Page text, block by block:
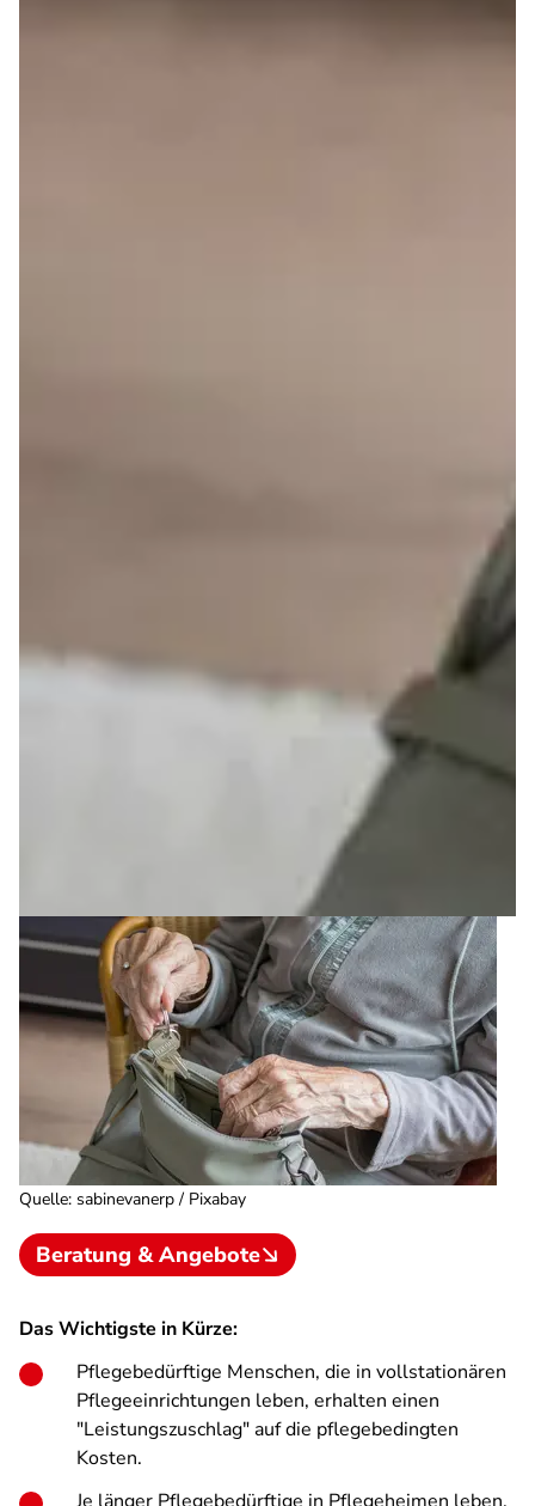
Quelle: sabinevanerp / Pixabay
Beratung & Angebote
Das Wichtigste in Kürze:
Pflegebedürftige Menschen, die in vollstationären
Pflegeeinrichtungen leben, erhalten einen
"Leistungszuschlag" auf die pflegebedingten
Kosten.